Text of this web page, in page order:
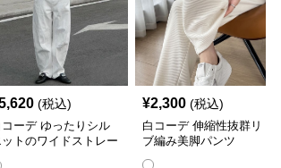
(税込)
コーデ ゆったりシル
ットのワイドストレー
¥2,300 (税込)
白コーデ 伸縮性抜群リ
ブ編み美脚パンツ